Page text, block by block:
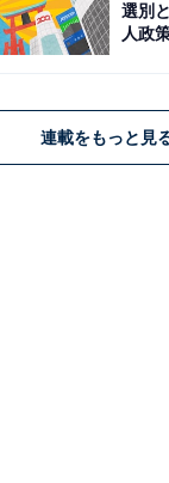
選別
人政
連載をもっと見